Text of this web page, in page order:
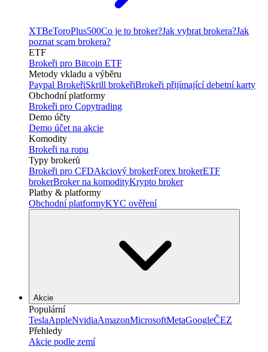
XTBeToroPlus500Co je to broker?Jak vybrat brokera?Jak
poznat scam brokera?
ETF
Brokeři pro Bitcoin ETF
Metody vkladu a výběru
Paypal BrokeřiSkrill brokeřiBrokeři přijímající debetní karty
Obchodní platformy
Brokeři pro Copytrading
Demo účty
Demo účet na akcie
Komodity
Brokeři na ropu
Typy brokerů
Brokeři pro CFDAkciový brokerForex brokerETF
brokerBroker na komodityKrypto broker
Platby & platformy
Obchodní platformyKYC ověření
Akcie
Populární
TeslaAppleNvidiaAmazonMicrosoftMetaGoogleČEZ
Přehledy
Akcie podle zemí